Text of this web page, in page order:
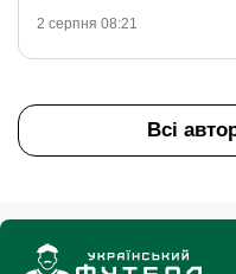
2 серпня 08:21
Всі